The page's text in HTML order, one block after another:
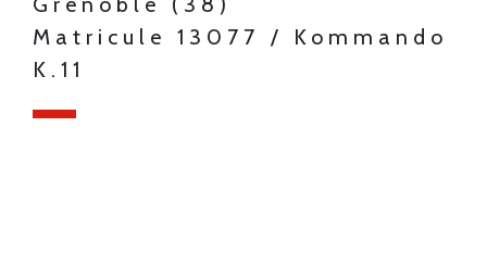
Matricule 13077 / Kommando
K.11